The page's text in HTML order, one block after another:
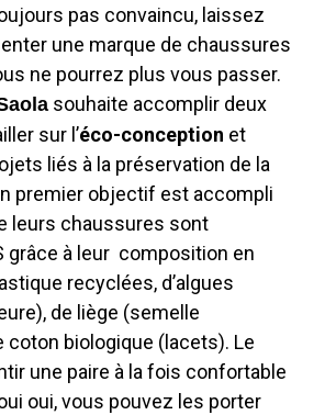
pas convaincu, laissez
une marque de chaussures
ne pourrez plus vous passer.
souhaite accomplir deux
sur l’éco-conception et
liés à la préservation de la
premier objectif est accompli
leurs chaussures sont
grâce à leur composition en
recyclées, d’algues
de liège (semelle
coton biologique (lacets). Le
une paire à la fois confortable
oui, vous pouvez les porter